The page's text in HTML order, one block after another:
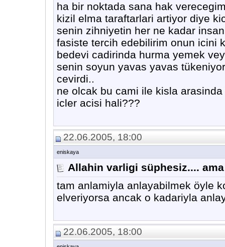
ha bir noktada sana hak
kizil elma taraftarlari artiyor diye
senin zihniyetin her ne kadar
fasiste tercih edebilirim onun icini
bedevi cadirinda hurma yemek
senin soyun yavas yavas
cevirdi..
ne olcak bu cami ile kisla
icler acisi hali???
22.06.2005, 18:00
eniskaya
Allahin varligi süphesiz....
tam anlamiyla anlayabilmek öyle
elveriyorsa ancak o kadariyla
22.06.2005, 18:00